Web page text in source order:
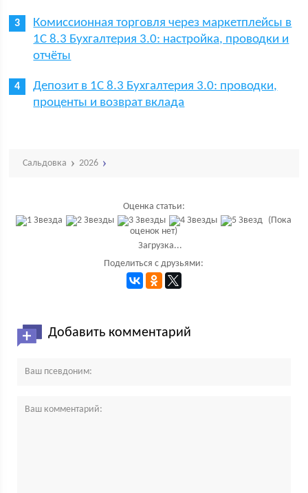
Комиссионная торговля через маркетплейсы в
1С 8.3 Бухгалтерия 3.0: настройка, проводки и
отчёты
Депозит в 1С 8.3 Бухгалтерия 3.0: проводки,
проценты и возврат вклада
Сальдовка 2026
Оценка статьи:
(Пока
оценок нет)
Загрузка...
Поделиться с друзьями:
Добавить комментарий